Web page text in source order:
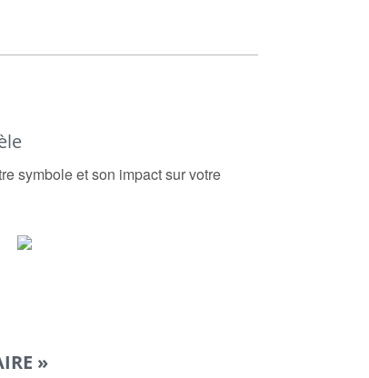
symbole et son impact sur votre
»